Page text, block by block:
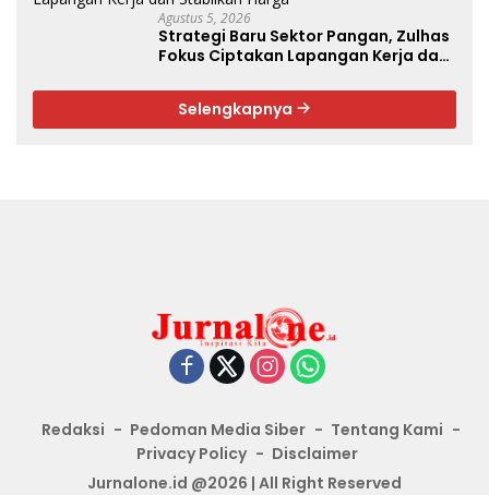
Agustus 5, 2026
Strategi Baru Sektor Pangan, Zulhas
Fokus Ciptakan Lapangan Kerja dan
Selengkapnya
Redaksi Pedoman Media Siber
Tentang Kami
Privacy Policy
Disclaimer
Jurnalone.id @2026 | All Right Reserved